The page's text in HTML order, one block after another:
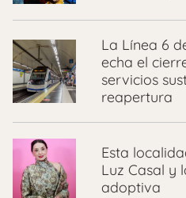
La Línea 6
echa el
servicios
reapertura
Esta
Luz Casal y
adoptiva